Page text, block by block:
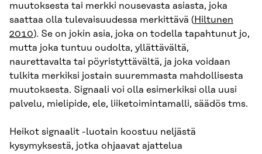
muutoksesta tai merkki nousevasta asiasta, joka
saattaa olla tulevaisuudessa merkittävä (Hiltunen
2010). Se on jokin asia, joka on todella tapahtunut jo,
mutta joka tuntuu oudolta, yllättävältä,
naurettavalta tai pöyristyttävältä, ja joka voidaan
tulkita merkiksi jostain suuremmasta mahdollisesta
muutoksesta. Signaali voi olla esimerkiksi olla uusi
palvelu, mielipide, ele, liiketoimintamalli, säädös tms.
Heikot signaalit -luotain koostuu neljästä
kysymyksestä, jotka ohjaavat ajattelua